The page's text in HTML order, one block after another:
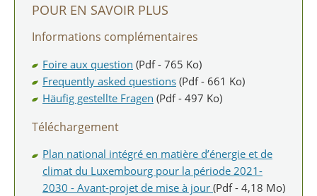
POUR EN SAVOIR PLUS
Informations complémentaires
Foire aux question (Pdf - 765 Ko)
Frequently asked questions (Pdf - 661 Ko)
Häufig gestellte Fragen (Pdf - 497 Ko)
Téléchargement
Plan national intégré en matière d’énergie et de
climat du Luxembourg pour la période 2021-
2030 - Avant-projet de mise à jour (Pdf - 4,18 Mo)